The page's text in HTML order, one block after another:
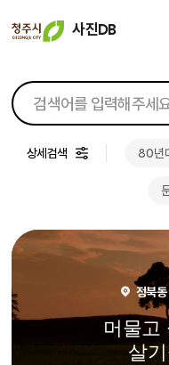
사진DB
상세검색 80년
정북동